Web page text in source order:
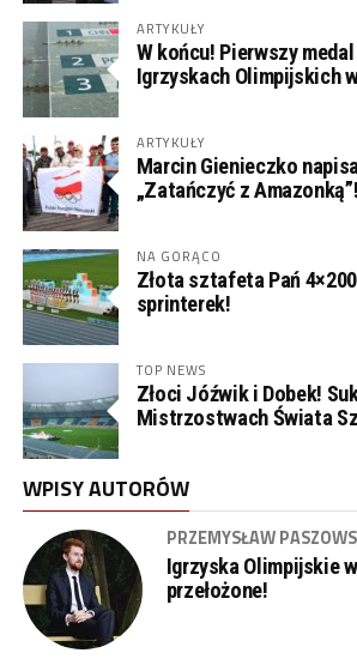
ARTYKUŁY
W końcu! Pierwszy
Igrzyskach Olimpijskich
ARTYKUŁY
Marcin Gienieczko
„Zatańczyć z Amazonką”!
NA GORĄCO
Złota sztafeta Pań
sprinterek!
TOP NEWS
Złoci Jóźwik i Dobek!
Mistrzostwach Świata
WPISY AUTORÓW
PRZEMYSŁAW
Igrzyska Olimpijskie
przełożone!